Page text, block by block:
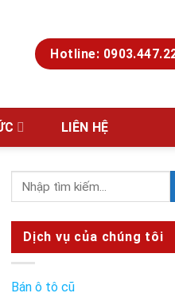
Hotline:
LIÊN HỆ
Dịch vụ của chúng tôi
Bán ô tô cũ